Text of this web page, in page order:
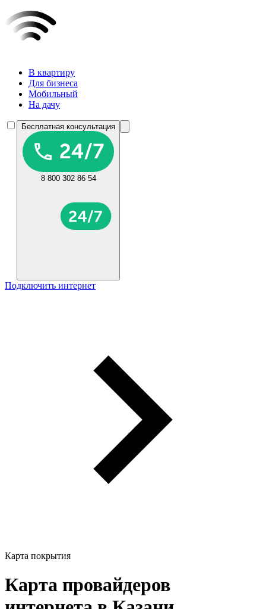
В квартиру
Для бизнеса
Мобильный
На дачу
Бесплатная консультация
8 800 302 86 54
Подключить интернет
Карта покрытия
Карта провайдеров